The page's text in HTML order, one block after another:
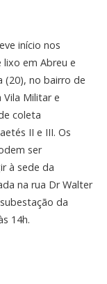
início nos
em Abreu e
(20), no bairro de
Vila Militar e
coleta
II e III. Os
ser
à sede da
na rua Dr Walter
da
14h.